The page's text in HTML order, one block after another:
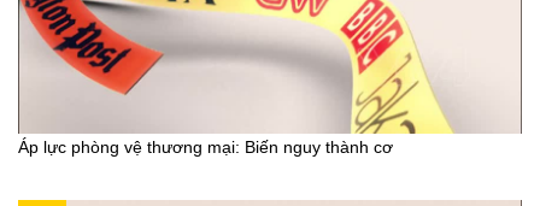
Áp lực phòng vệ thương mại: Biến nguy thành cơ